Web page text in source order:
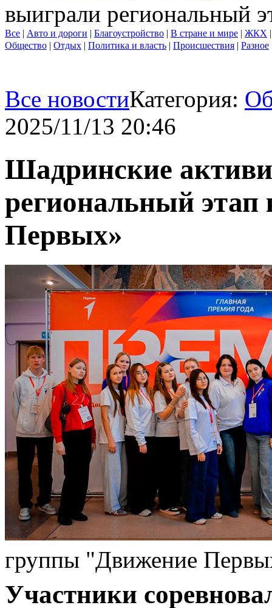
выиграли региональный
Все | Авто и дороги | Благоустройство | В стране и мире | ЖКХ
Общество | Отдых | Политика и власть | Происшествия | Разное
Все новостиКатегория:
2025/11/13 20:46
Шадринские
региональный
Первых»
группы "Движение
Участники